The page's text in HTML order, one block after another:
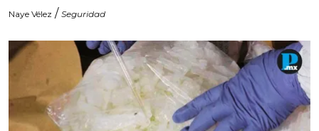
Naye Vélez / Seguridad